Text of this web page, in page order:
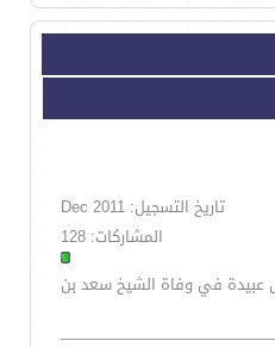
تاريخ التسجيل: Dec 2011
المشاركات: 128
عبيدة في وفاة الشيخ سعد بن